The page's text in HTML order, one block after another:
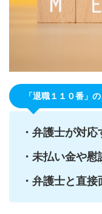
「退職１１０番」
・弁護士が対
・未払い金や
・弁護士と直